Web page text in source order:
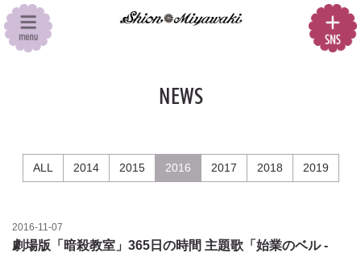
NEWS
ALL 2014 2015 2016 2017 2018 2019
2016-11-07
劇場版「暗殺教室」365日の時間 主題歌「始業のベル -